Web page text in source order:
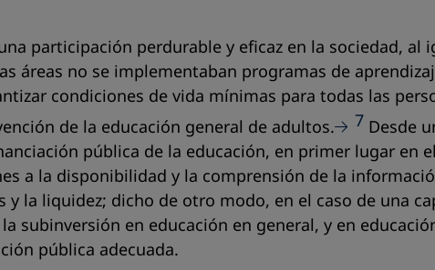
participación perdurable y eficaz en la sociedad,
áreas no se implementaban programas de
condiciones de vida mínimas para todas las
de la educación general de adultos.
7 Desde
pública de la educación, en primer lugar en
a la disponibilidad y la comprensión de la
la liquidez; dicho de otro modo, en el caso de una
subinversión en educación en general, y en
pública adecuada.